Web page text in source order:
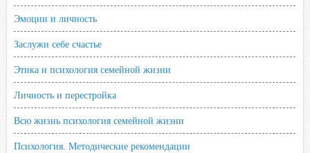
Эмоции и личность
Заслужи себе счастье
Этика и психология семейной жизни
Личность и перестройка
Всю жизнь психология семейной жизни
Психология. Методические рекомендации